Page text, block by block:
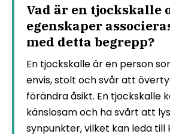
Vad är en tjockskalle
egenskaper
med detta begrepp?
En tjockskalle är en person
envis, stolt och svår att
förändra åsikt. En tjockskalle
känslosam och ha svårt att
synpunkter, vilket kan leda